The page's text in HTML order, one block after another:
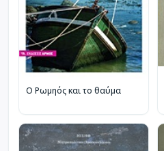
Ο Ρωμηός και το θαύμα